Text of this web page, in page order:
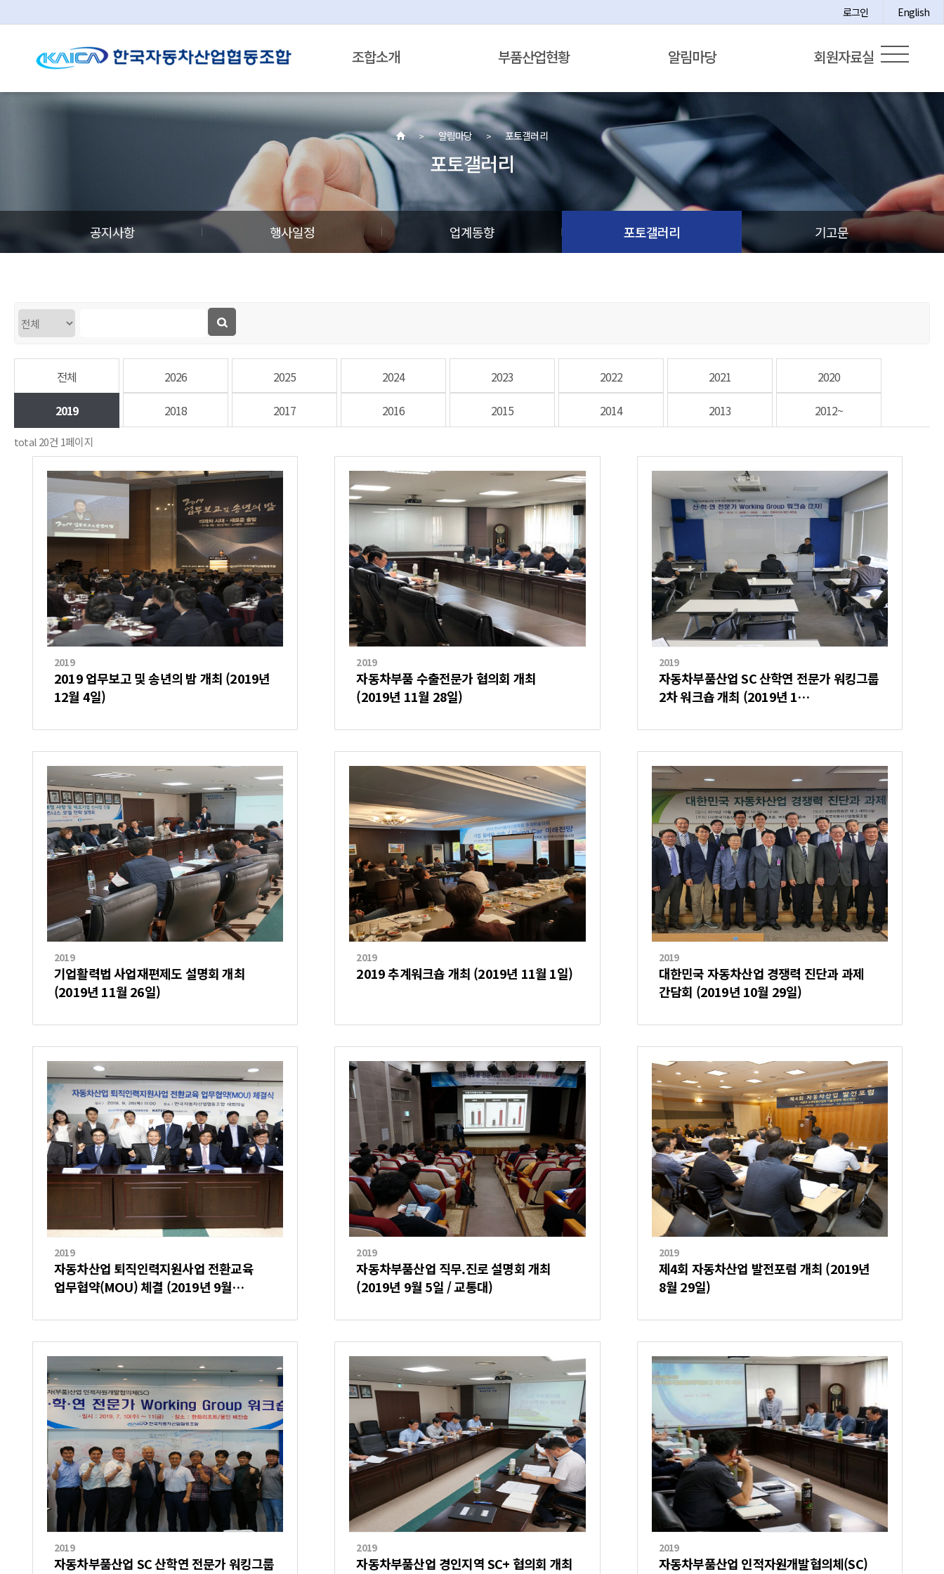
로그인 English
조합소개 부품산업현황 알림마당 회원자료실
알림마당 포토갤러리
포토갤러리
공지사항 행사일정 업계동향 포토갤러리 기고문
전체 2026 2025 2024 2023 2022 2021
2020
2019
2018 2017 2016 2015 2014 2013 2012~
total20건 1페이지
2019
2019 업무보고 및 송년의 밤 개최 (2019년
12월 4일)
2019
자동차부품 수출전문가 협의회 개최
(2019년 11월 28일)
2019
자동차부품산업 SC 산학연 전문가 워킹그룹
2차 워크숍 개최 (2019년 1…
2019
기업활력법 사업재편제도 설명회 개최
(2019년 11월 26일)
2019
2019 추계워크숍 개최 (2019년 11월 1일)
2019
대한민국 자동차산업 경쟁력 진단과 과제
간담회 (2019년 10월 29일)
2019
자동차산업 퇴직인력지원사업 전환교육
업무협약(MOU) 체결 (2019년 9월…
2019
자동차부품산업 직무.진로 설명회 개최
(2019년 9월 5일 / 교통대)
2019
제4회 자동차산업 발전포럼 개최 (2019년
8월 29일)
2019
자동차부품산업 SC 산학연 전문가 워킹그룹
2019
자동차부품산업 경인지역 SC+ 협의회 개최
2019
자동차부품산업 인적자원개발협의체(SC)